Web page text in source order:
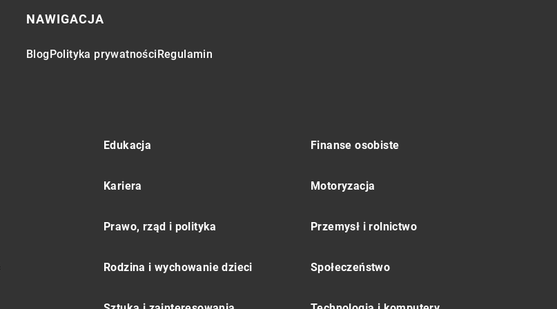
NAWIGACJA
BlogPolityka prywatnościRegulamin
Edukacja Finanse osobiste
Kariera Motoryzacja
Prawo, rząd i polityka Przemysł i rolnictwo
Rodzina i wychowanie dzieci Społeczeństwo